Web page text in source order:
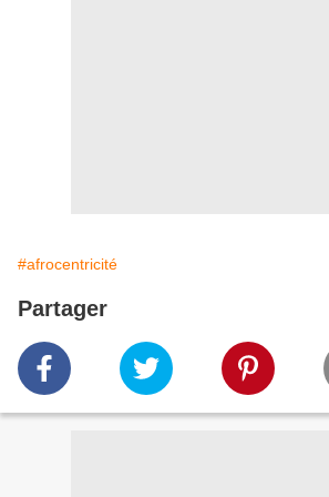
#afrocentricité
Partager